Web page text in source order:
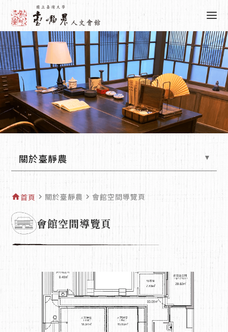
關於臺靜農
home首頁 navigate_next 關於臺靜農 navigate_next會館空間導覽頁
會館空間導覽頁